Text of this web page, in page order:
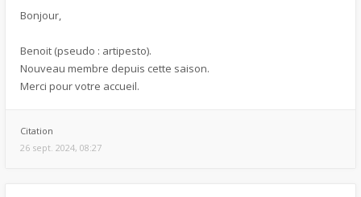
Bonjour,
Benoit (pseudo : artipesto).
Nouveau membre depuis cette saison.
Merci pour votre accueil.
Citation
26 sept. 2024, 08:27